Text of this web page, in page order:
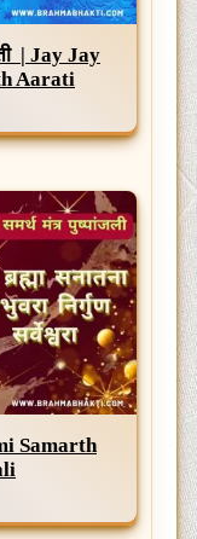
| Jay Jay
Aarati
Samarth